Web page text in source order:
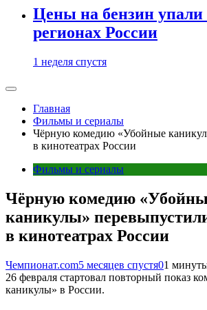
Цены на бензин упали
регионах России
1 неделя спустя
Главная
Фильмы и сериалы
Чёрную комедию «Убойные
в кинотеатрах России
Фильмы и сериалы
Чёрную комедию
каникулы»
в кинотеатрах России
Чемпионат.com5 месяцев спустя01
26 февраля стартовал повторный показ
каникулы» в России.